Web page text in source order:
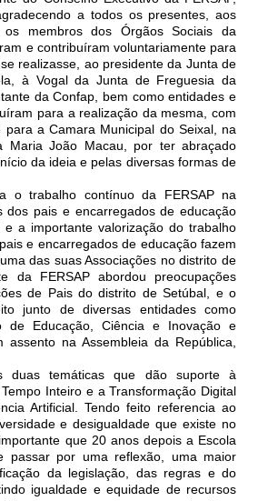
a todos os presentes, aos
membros dos Órgãos Sociais da
e contribuíram voluntariamente para
realizasse, ao presidente da Junta de
à Vogal da Junta de Freguesia da
da Confap, bem como entidades e
para a realização da mesma, com
para a Camara Municipal do Seixal, na
Maria João Macau, por ter abraçado
da ideia e pelas diversas formas de
o trabalho contínuo da FERSAP na
dos pais e encarregados de educação
a importante valorização do trabalho
e encarregados de educação fazem
das suas Associações no distrito de
da FERSAP abordou preocupações
de Pais do distrito de Setúbal, e o
junto de diversas entidades como
de Educação, Ciência e Inovação e
assento na Assembleia da República,
duas temáticas que dão suporte à
Inteiro e a Transformação Digital
Artificial. Tendo feito referencia ao
e desigualdade que existe no
que 20 anos depois a Escola
passar por uma reflexão, uma maior
da legislação, das regras e do
igualdade e equidade de recursos